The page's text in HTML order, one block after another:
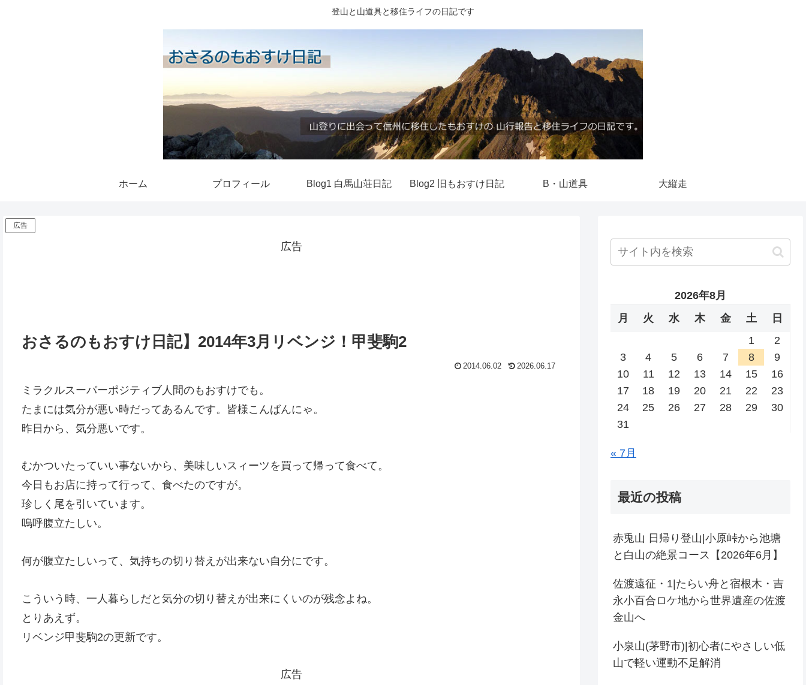
登山と山道具と移住ライフの日記です
ホーム プロフィール Blog1 白馬山荘日記 Blog2 旧もおすけ日記 B・山道具 大縦走
広告
広告
おさるのもおすけ日記】2014年3月リベンジ！甲斐駒2
2014.06.02 2026.06.17
ミラクルスーパーポジティブ人間のもおすけでも。
たまには気分が悪い時だってあるんです。皆様こんばんにゃ。
昨日から、気分悪いです。
むかついたっていい事ないから、美味しいスィーツを買って帰って食べて。
今日もお店に持って行って、食べたのですが。
珍しく尾を引いています。
嗚呼腹立たしい。
何が腹立たしいって、気持ちの切り替えが出来ない自分にです。
こういう時、一人暮らしだと気分の切り替えが出来にくいのが残念よね。
とりあえず。
リベンジ甲斐駒2の更新です。
広告
2026年8月
月
火 水 木 金 土
日
1
2
3
4 5 6 7 8
9
10
11 12 13 14 15
16
17
18 19 20 21 22
23
24
25 26 27 28 29
30
31
« 7月
最近の投稿
赤兎山 日帰り登山|小原峠から池塘
と白山の絶景コース【2026年6月】
佐渡遠征・1|たらい舟と宿根木・吉
永小百合ロケ地から世界遺産の佐渡
金山へ
小泉山(茅野市)|初心者にやさしい低
山で軽い運動不足解消